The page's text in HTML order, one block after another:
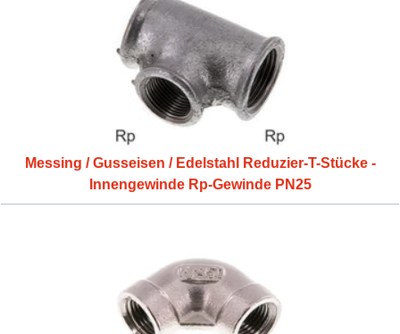
Messing / Gusseisen / Edelstahl Reduzier-T-Stücke -
Innengewinde Rp-Gewinde PN25